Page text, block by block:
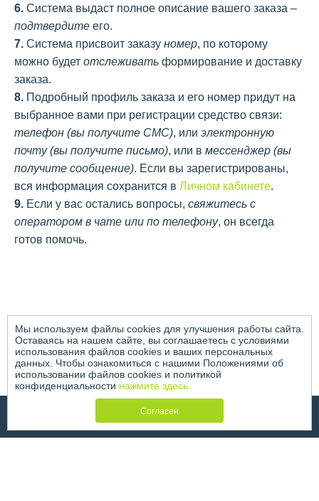
6. Система выдаст полное описание вашего заказа –
подтвердите его.
7. Система присвоит заказу номер, по которому
можно будет отслеживать формирование и доставку
заказа.
8. Подробный профиль заказа и его номер придут на
выбранное вами при регистрации средство связи:
телефон (вы получите СМС), или электронную
почту (вы получите письмо), или в мессенджер (вы
получите сообщение). Если вы зарегистрированы,
вся информация сохранится в Личном кабинете.
9. Если у вас остались вопросы, свяжитесь с
оператором в чате или по телефону, он всегда
готов помочь.
© OPSPOT 2018-2026
Политика конфиденциальности
Мы используем файлы cookies для улучшения работы сайта.
Оставаясь на нашем сайте, вы соглашаетесь с условиями
использования файлов cookies и ваших персональных
данных. Чтобы ознакомиться с нашими Положениями об
использовании файлов cookies и политикой
конфиденциальности нажмите здесь
Согласен